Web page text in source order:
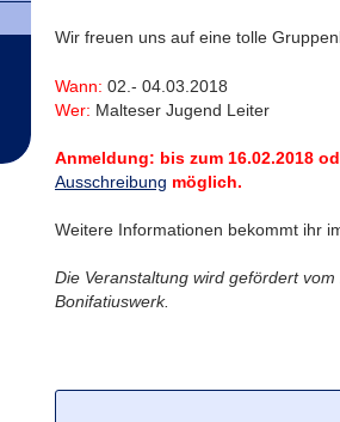
Wir freuen uns auf eine tolle
Wann: 02.- 04.03.2018
Wer: Malteser Jugend Leiter
Anmeldung: bis zum 16.02.2018
Ausschreibung möglich.
Weitere Informationen bekommt ihr
Die Veranstaltung wird gefördert
Bonifatiuswerk.